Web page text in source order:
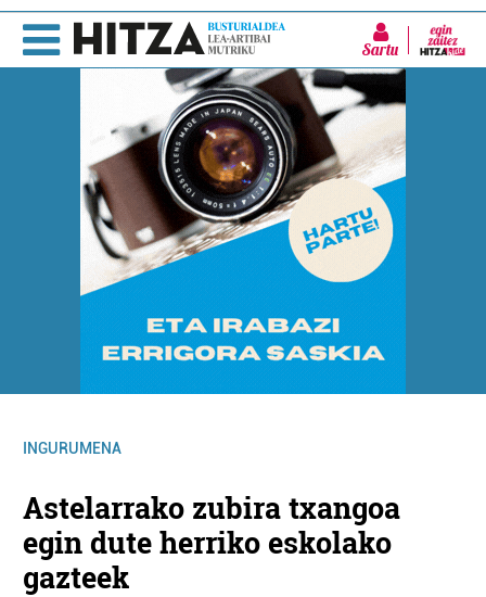
Sartu
INGURUMENA
Astelarrako zubira txangoa
egin dute herriko eskolako
gazteek